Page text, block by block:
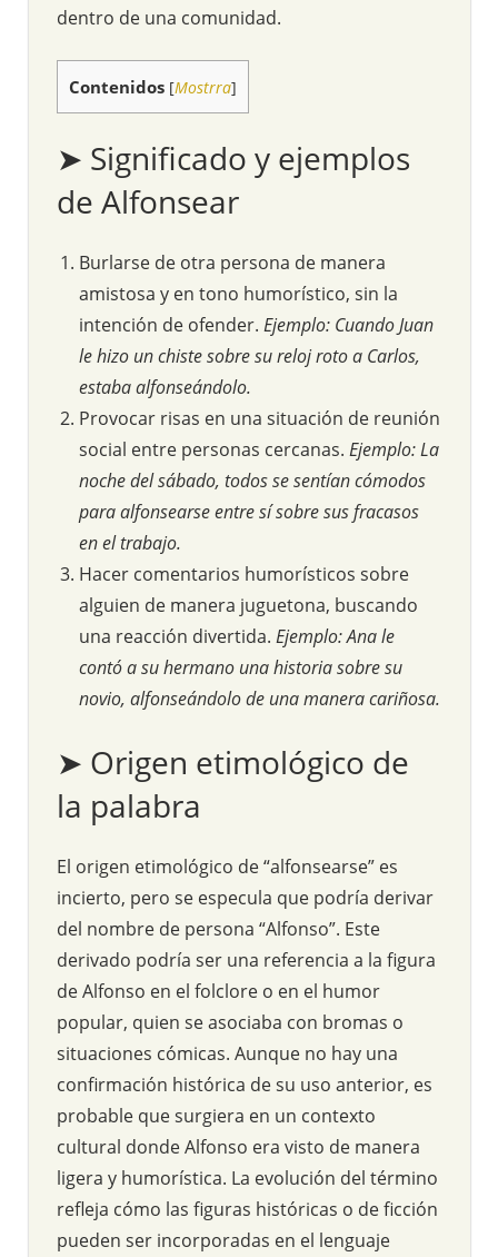
dentro de una comunidad.
Contenidos [Mostrra]
➤ Significado y ejemplos
de Alfonsear
Burlarse de otra persona de manera
amistosa y en tono humorístico, sin la
intención de ofender. Ejemplo: Cuando Juan
le hizo un chiste sobre su reloj roto a Carlos,
estaba alfonseándolo.
Provocar risas en una situación de reunión
social entre personas cercanas. Ejemplo: La
noche del sábado, todos se sentían cómodos
para alfonsearse entre sí sobre sus fracasos
en el trabajo.
Hacer comentarios humorísticos sobre
alguien de manera juguetona, buscando
una reacción divertida. Ejemplo: Ana le
contó a su hermano una historia sobre su
novio, alfonseándolo de una manera cariñosa.
➤ Origen etimológico de
la palabra
El origen etimológico de “alfonsearse” es
incierto, pero se especula que podría derivar
del nombre de persona “Alfonso”. Este
derivado podría ser una referencia a la figura
de Alfonso en el folclore o en el humor
popular, quien se asociaba con bromas o
situaciones cómicas. Aunque no hay una
confirmación histórica de su uso anterior, es
probable que surgiera en un contexto
cultural donde Alfonso era visto de manera
ligera y humorística. La evolución del término
refleja cómo las figuras históricas o de ficción
pueden ser incorporadas en el lenguaje